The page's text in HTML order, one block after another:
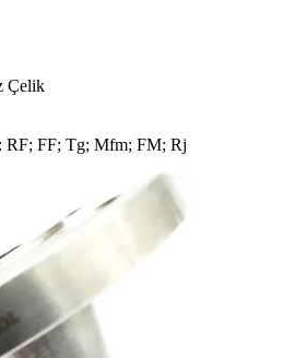
Çelik
RF; FF; Tg; Mfm; FM; Rj